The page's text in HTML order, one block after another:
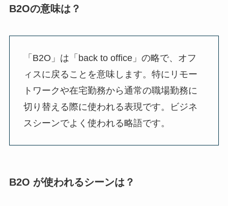
B2Oの意味は？
「B2O」は「back to office」の略で、オフ
ィスに戻ることを意味します。特にリモー
トワークや在宅勤務から通常の職場勤務に
切り替える際に使われる表現です。ビジネ
スシーンでよく使われる略語です。
B2O が使われるシーンは？